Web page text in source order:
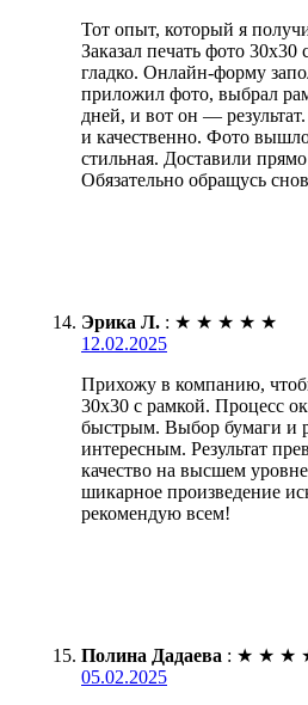
Тот опыт, который я
Заказал печать фото
гладко. Онлайн-форму
приложил фото, выбрал
дней, и вот он —
и качественно. Фото
стильная. Доставили
Обязательно обращусь
Эрика Л. : ★ ★ ★ ★ ★
12.02.2025
Прихожу в компанию,
30х30 с рамкой. Процесс
быстрым. Выбор бумаги и
интересным. Результат
качество на высшем
шикарное произведение
рекомендую всем!
Полина Дадаева : ★ ★ ★
05.02.2025